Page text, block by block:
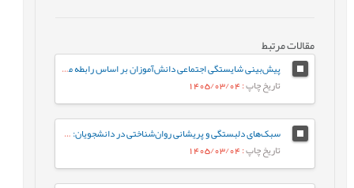
مقالات مرتبط
پیش‌بینی شایستگی اجتماعی دانش‌آموزان بر اساس رابطه معلم-دانش‌آموز و احساس تعلق به مدرسه: نقش واسطه‌ای تنظیم رفتاری هیجان
تاریخ چاپ: 1405/03/04
سبک‌های دلبستگی و پریشانی روان‌شناختی در دانشجویان: نقش واسطه‌ای تنظیم هیجان بین فردی
تاریخ چاپ: 1405/03/04